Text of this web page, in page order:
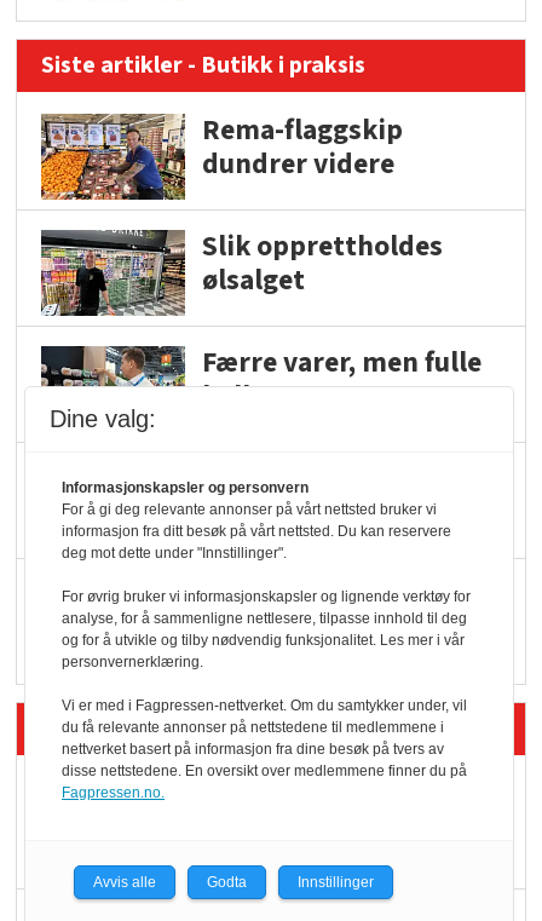
Siste artikler - Butikk i praksis
Rema-flaggskip
dundrer videre
Slik opprettholdes
ølsalget
Færre varer, men fulle
hyller
KI lager mat i butikken
Q passerte 1 milliard i
Rema i 2025
Siste artikler - Økologisk
melkemangel
Dine valg:
Informasjonskapsler og personvern
For å gi deg relevante annonser på vårt nettsted bruker vi
informasjon fra ditt besøk på vårt nettsted. Du kan reservere
deg mot dette under "Innstillinger".
For øvrig bruker vi informasjonskapsler og lignende verktøy for
analyse, for å sammenligne nettlesere, tilpasse innhold til deg
og for å utvikle og tilby nødvendig funksjonalitet. Les mer i vår
personvernerklæring.
Vi er med i Fagpressen-nettverket. Om du samtykker under, vil
du få relevante annonser på nettstedene til medlemmene i
nettverket basert på informasjon fra dine besøk på tvers av
disse nettstedene. En oversikt over medlemmene finner du på
Fagpressen.no.
Avvis alle Godta Innstillinger